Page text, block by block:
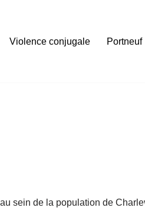
Violence conjugale Portneuf
sein de la population de